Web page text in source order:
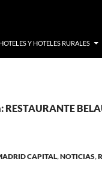
HOTELES Y HOTELES RURALES
CAPITAL,NOTICIAS,